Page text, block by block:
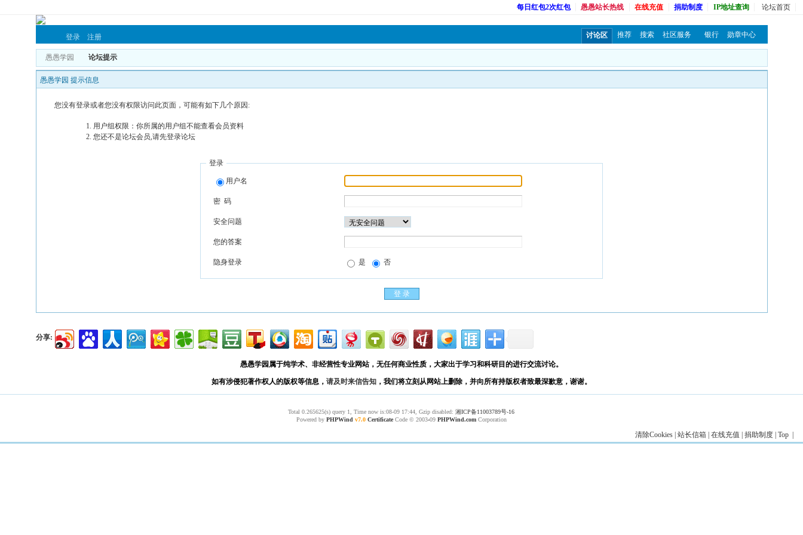
每日红包2次红包 愚愚站长热线 在线充值 捐助制度 IP地址查询 论坛首页
登录 注册 讨论区 推荐 搜索 社区服务 银行 勋章中心
愚愚学园 论坛提示
愚愚学园 提示信息
您没有登录或者您没有权限访问此页面，可能有如下几个原因:
用户组权限：你所属的用户组不能查看会员资料
您还不是论坛会员,请先登录论坛
登录
用户名
密 码
安全问题
您的答案
隐身登录 是 否
分享:
愚愚学园属于纯学术、非经营性专业网站，无任何商业性质，大家出于学习和科研目的进行交流讨论。
如有涉侵犯著作权人的版权等信息， 请及时来信告知 ，我们将立刻从网站上删除，并向所有持版权者致最深歉意，谢谢。
Total 0.265625(s) query 1, Time now is:08-09 17:44, Gzip disabled: 湘ICP备11003789号-16
Powered by PHPWind v7.0 CertificateCode © 2003-09 PHPWind.comCorporation
清除Cookies| 站长信箱 | 在线充值 | 捐助制度| Top|